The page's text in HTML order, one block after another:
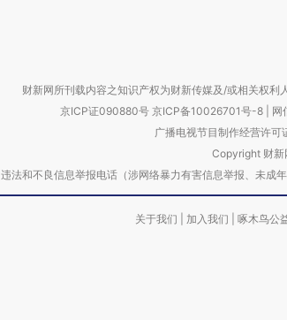
财新网所刊载内容之知识产权为财新传媒及/或相关权利
京ICP证090880号 京ICP备10026701号-8 网
广播电视节目制作经营许可
Copyright 财新
违法和不良信息举报电话（涉网络暴力有害信息举报、未
关于我们 加入我们 啄木鸟公